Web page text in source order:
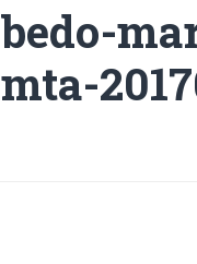
bedo-
mta-